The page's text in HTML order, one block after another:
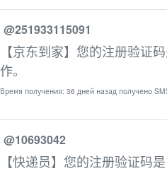
@251933115091
【京东到家】您的注册验证
作。
Время получения: 36 дней назад получено
@10693042
【快递员】您的注册验证码